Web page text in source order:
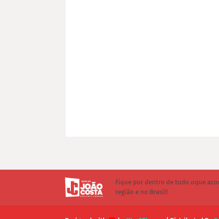
Fique por dentro de tudo oque
região e no Brasil!